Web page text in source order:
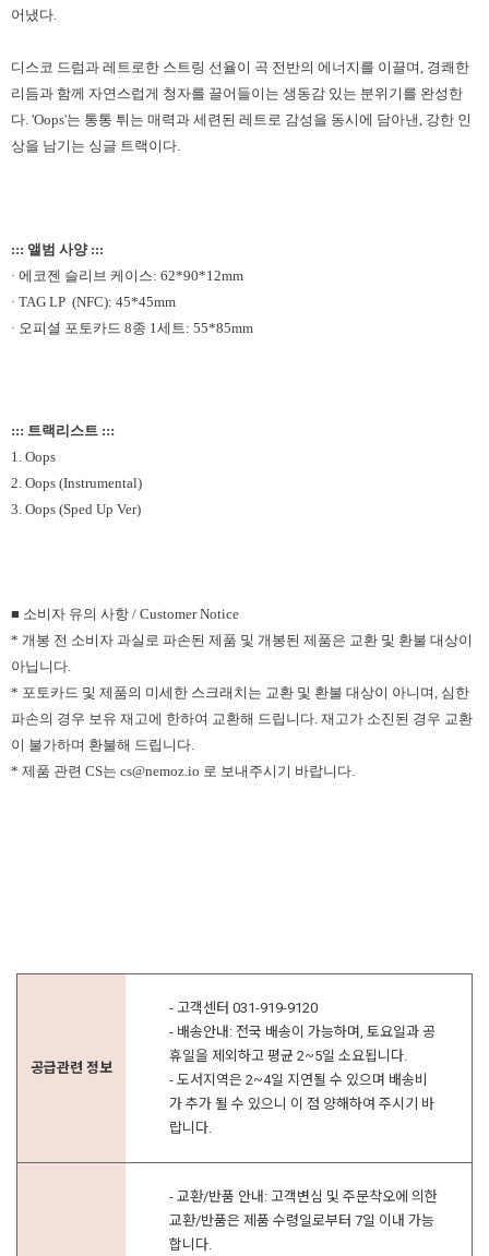
어냈다
디스코 드럼과 레트로한 스트링 선율이 곡 전반의 에너지를 이끌며 경쾌한
리듬과 함께 자연스럽게 청자를 끌어들이는 생동감 있는 분위기를 완성한
다 . 'Oops'는 통통 튀는 매력과 세련된 레트로 감성을 동시에 담아낸 강한 인
상을 남기는 싱글 트랙이다
::: 앨범 사양 :::
· 에코젠 슬리브 케이스: 62*90*12mm
· TAG LP (NFC): 45*45mm
· 오피셜 포토카드 8종 1세트: 55*85mm
::: 트랙리스트 :::
1. Oops
2. Oops (Instrumental)
3. Oops (Sped Up Ver)
■ 소비자 유의 사항 / Customer Notice
* 개봉 전 소비자 과실로 파손된 제품 및 개봉된 제품은 교환 및 환불 대상이
아닙니다
* 포토카드 및 제품의 미세한 스크래치는 교환 및 환불 대상이 아니며 심한
파손의 경우 보유 재고에 한하여 교환해 드립니다 재고가 소진된 경우 교환
이 불가하며 환불해 드립니다
* 제품 관련 CS는 cs@nemoz.io 로 보내주시기 바랍니다
공급관련 정보
- 고객센터 031-919-9120
- 배송안내: 전국 배송이 가능하며, 토요일과 공
휴일을 제외하고 평균 2~5일 소요됩니다.
- 도서지역은 2~4일 지연될 수 있으며 배송비
가 추가 될 수 있으니 이 점 양해하여 주시기 바
랍니다.
- 교환/반품 안내: 고객변심 및 주문착오에 의한
교환/반품은 제품 수령일로부터 7일 이내 가능
합니다.